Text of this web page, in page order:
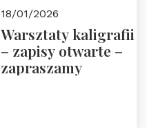
18/01/2026
Warsztaty kaligrafii
– zapisy otwarte –
zapraszamy